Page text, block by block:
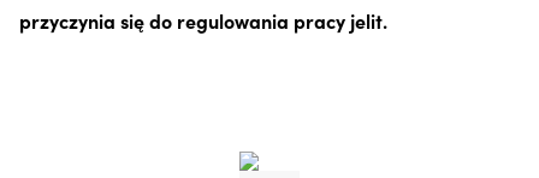
przyczynia się do regulowania pracy jelit.